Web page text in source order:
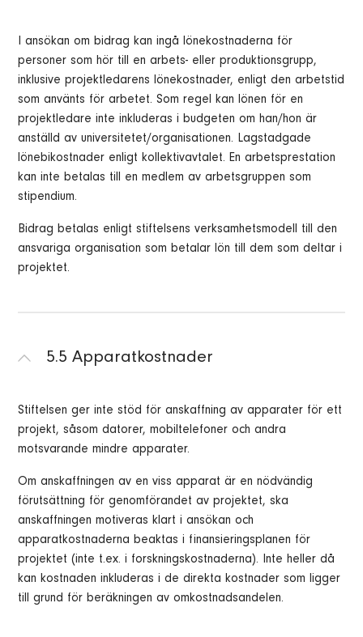
I ansökan om bidrag kan ingå lönekostnaderna för
personer som hör till en arbets- eller produktionsgrupp,
inklusive projektledarens lönekostnader, enligt den arbetstid
som använts för arbetet. Som regel kan lönen för en
projektledare inte inkluderas i budgeten om han/hon är
anställd av universitetet/organisationen. Lagstadgade
lönebikostnader enligt kollektivavtalet. En arbetsprestation
kan inte betalas till en medlem av arbetsgruppen som
stipendium.
Bidrag betalas enligt stiftelsens verksamhetsmodell till den
ansvariga organisation som betalar lön till dem som deltar i
projektet.
5.5 Apparatkostnader
Stiftelsen ger inte stöd för anskaffning av apparater för ett
projekt, såsom datorer, mobiltelefoner och andra
motsvarande mindre apparater.
Om anskaffningen av en viss apparat är en nödvändig
förutsättning för genomförandet av projektet, ska
anskaffningen motiveras klart i ansökan och
apparatkostnaderna beaktas i finansieringsplanen för
projektet (inte t.ex. i forskningskostnaderna). Inte heller då
kan kostnaden inkluderas i de direkta kostnader som ligger
till grund för beräkningen av omkostnadsandelen.